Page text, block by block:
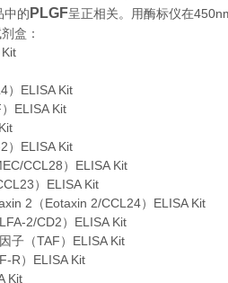
中的 PLGF呈正相关。用酶标仪在
盒：
）ELISA Kit
ELISA Kit
）ELISA Kit
CCL28）ELISA Kit
）ELISA Kit
2（Eotaxin 2/CCL24）ELISA Kit
2/CD2）ELISA Kit
子（TAF）ELISA Kit
R）ELISA Kit
Kit